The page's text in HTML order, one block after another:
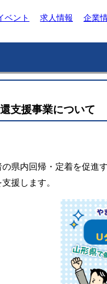
ベント 求人情報 企業
支援事業について
県内回帰・定着を促進
援します。